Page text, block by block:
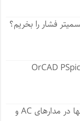
فشار را بخریم؟
انواع اپتوکوپلر و کاربردهای آنها در مدارهای AC و